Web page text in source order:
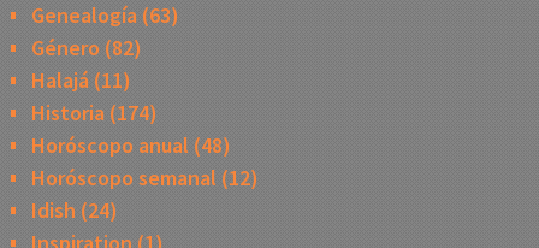
Genealogía(63)
Género (82)
Halajá(11)
Historia(174)
Horóscopo anual (48)
Horóscopo semanal (12)
Idish (24)